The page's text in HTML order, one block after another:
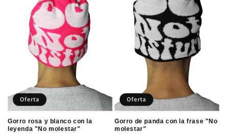
Oferta
Gorro rosa y blanco con la
leyenda "No molestar"
Oferta
Gorro de panda con la frase "No
molestar"